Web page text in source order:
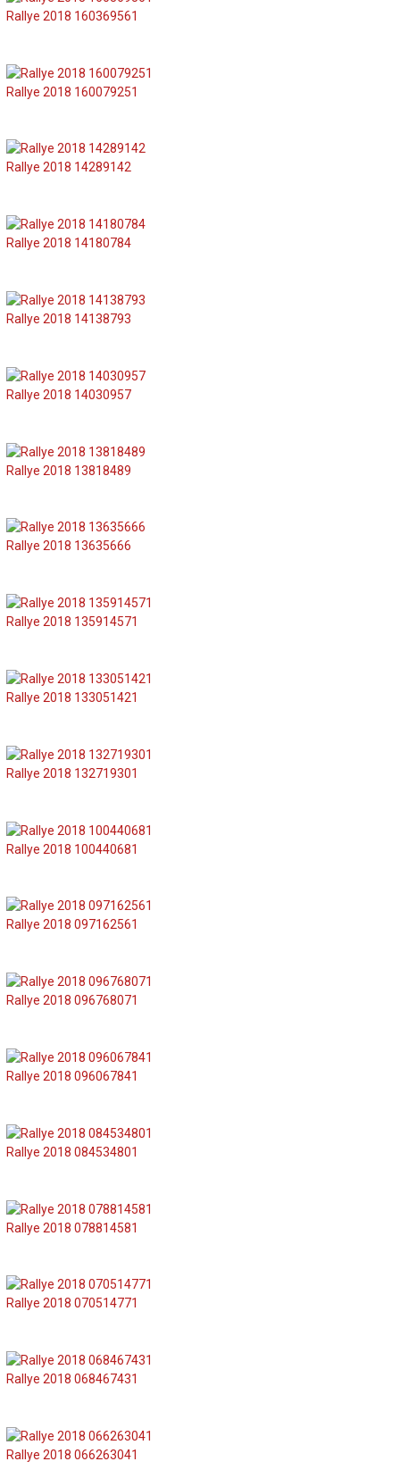
Rallye 2018 160369561
Rallye 2018 160079251
Rallye 2018 14289142
Rallye 2018 14180784
Rallye 2018 14138793
Rallye 2018 14030957
Rallye 2018 13818489
Rallye 2018 13635666
Rallye 2018 135914571
Rallye 2018 133051421
Rallye 2018 132719301
Rallye 2018 100440681
Rallye 2018 097162561
Rallye 2018 096768071
Rallye 2018 096067841
Rallye 2018 084534801
Rallye 2018 078814581
Rallye 2018 070514771
Rallye 2018 068467431
Rallye 2018 066263041